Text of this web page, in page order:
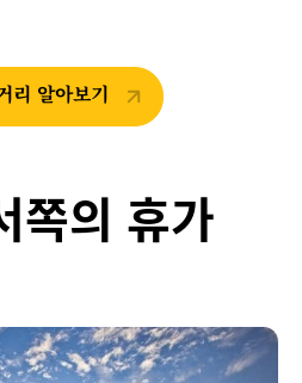
리 알아보기
쪽의 휴가